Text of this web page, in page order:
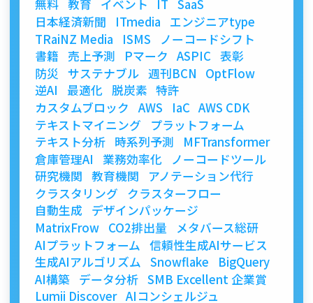
無料 教育 イベント IT SaaS
日本経済新聞
ITmedia
エンジニアtype
TRaiNZ Media
ISMS
ノーコードシフト
書籍
売上予測 Pマーク ASPIC 表彰
防災 サステナブル 週刊BCN
OptFlow
逆AI
最適化 脱炭素 特許
カスタムブロック
AWS IaC AWS CDK
テキストマイニング
プラットフォーム
テキスト分析 時系列予測
MFTransformer
倉庫管理AI
業務効率化
ノーコードツール
研究機関 教育機関
アノテーション代行
クラスタリング
クラスターフロー
自動生成
デザインパッケージ
MatrixFrow CO2排出量
メタバース総研
AIプラットフォーム 信頼性生成AIサービス
生成AIアルゴリズム Snowflake
BigQuery
AI構築
データ分析 SMB Excellent 企業賞
Lumii Discover AIコンシェルジュ